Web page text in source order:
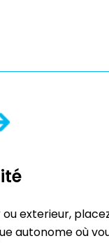
ou exterieur,
autonome où